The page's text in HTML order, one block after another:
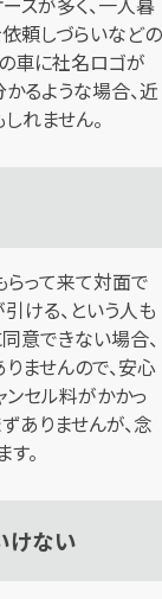
頼しづらいなどの
車に社名ロゴが
るような場合、近
れません。
って来て対面で
ける、という人も
意できない場合、
ませんので、安心
ンセル料がかかっ
ありませんが、念
。
けない